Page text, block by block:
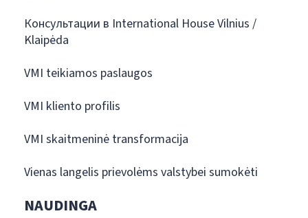
Консультации в International House Vilnius /
Klaipėda
VMI teikiamos paslaugos
VMI kliento profilis
VMI skaitmeninė transformacija
Vienas langelis prievolėms valstybei sumokėti
NAUDINGA